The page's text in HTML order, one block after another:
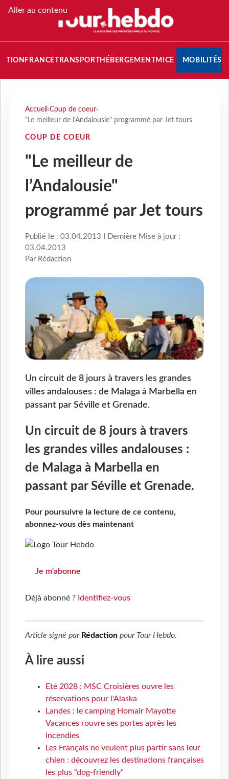
Aller au contenu
FRANCETRANSPORT HÉBERGEMENTMICE MOBILITÉS
Accueil ›Coup de coeur›
"Le meilleur de l’Andalousie" programmé par Jet tours
COUP DE COEUR
"Le meilleur de
l’Andalousie"
programmé par Jet tours
Publié le : 03.04.2013 I Dernière Mise à jour :
03.04.2013
Par Rédaction
Un circuit de 8 jours à travers les grandes
villes andalouses : de Malaga à Marbella en
passant par Séville et Grenade.
Un circuit de 8 jours à travers
les grandes villes andalouses :
de Malaga à Marbella en
passant par Séville et Grenade.
Pour poursuivre la lecture de ce contenu,
abonnez-vous dès maintenant
Je m'abonne
Déjà abonné ? Identifiez-vous
Article signé par Rédaction pour Tour Hebdo.
À lire aussi
Eté 2028 : MSC Croisières ouvre les
réservations pour l'Alaska
Landes : le camping Homair Mayotte
Vacances rouvre ses portes après les
incendies
Les Français ne veulent plus partir sans leur
chien : découvrez les destinations françaises
les plus “dog-friendly”